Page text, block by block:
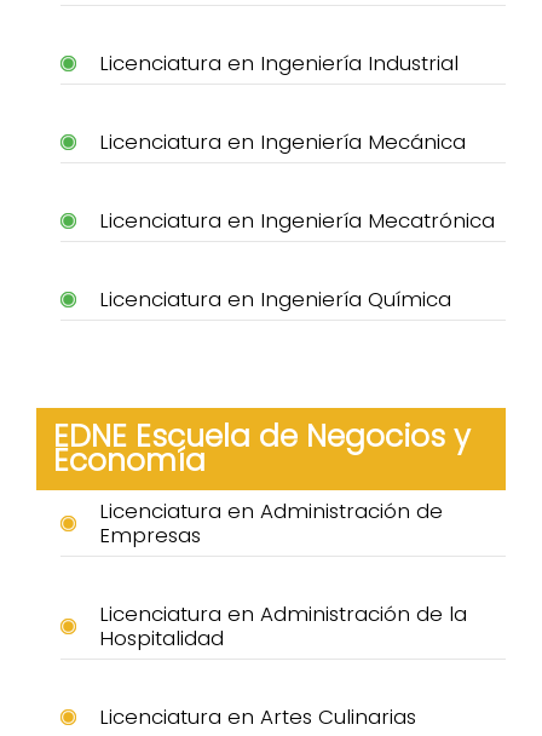
Licenciatura en Ingeniería Industrial
Licenciatura en Ingeniería Mecánica
Licenciatura en Ingeniería Mecatrónica
Licenciatura en Ingeniería Química
EDNE Escuela de Negocios y
Economía
Licenciatura en Administración de
Empresas
Licenciatura en Administración de la
Hospitalidad
Licenciatura en Artes Culinarias